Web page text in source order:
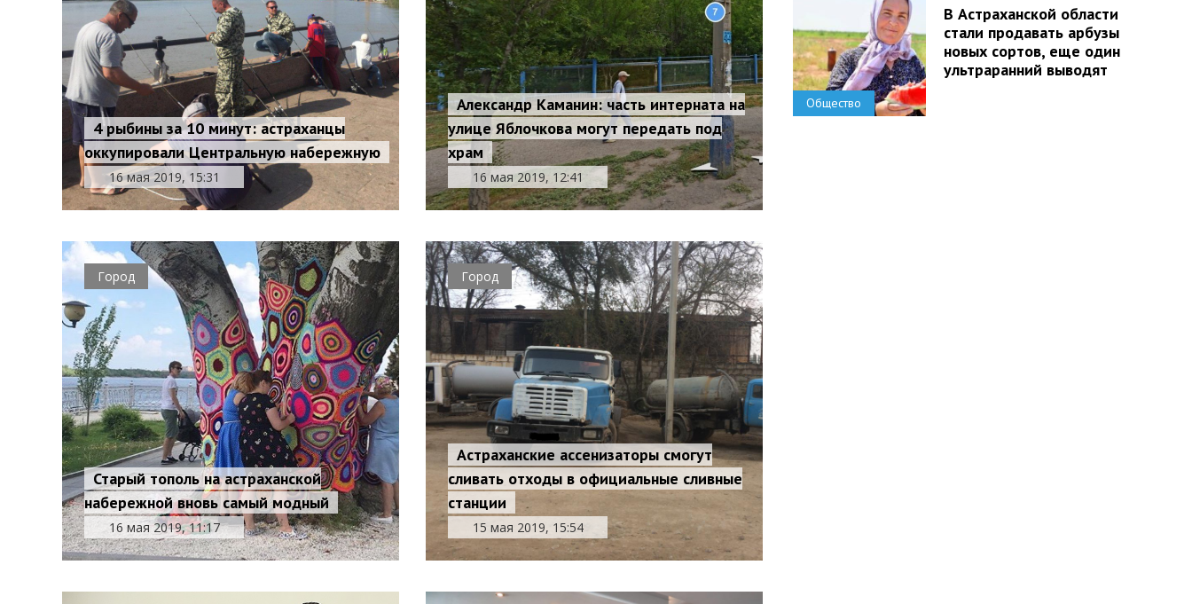
4 рыбины за 10 минут: астраханцы
оккупировали Центральную набережную
16 мая 2019, 15:31
Александр Каманин: часть интерната на
улице Яблочкова могут передать под
храм
16 мая 2019, 12:41
Город
Старый тополь на астраханской
набережной вновь самый модный
16 мая 2019, 11:17
Город
Астраханские ассенизаторы смогут
сливать отходы в официальные сливные
станции
15 мая 2019, 15:54
Общество
В Астраханской области
стали продавать арбузы
новых сортов, еще один
ультраранний выводят